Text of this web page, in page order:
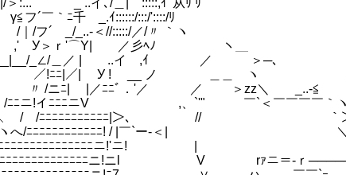
` _ ..イ､/＿|ゝ:::::,ｲ' 从ﾘ ﾘ
γ≦フ´￣｀ﾆ千 _.ｲ
_..-＜//:::::/／/
ｒ'⌒Y| ／彡ﾍ
＿／ | ..イ ,ｲ ／ ＞
| У ! __ ノ ＿＿ ヽ
ﾆ| |／ﾆﾆﾞ．'／ ／ ＞zz
/ﾆﾆニ!イﾆﾆﾆニV ,、`'" ￣`＜￣￣￣
ﾆﾆﾆﾆﾆﾆﾆ|＞､ // ｀＞､
ﾆﾆﾆﾆﾆﾆﾆﾆ! / |￣`ー‐＜| ＼
ﾆﾆﾆﾆﾆﾆﾆﾆﾆニ!'
ﾆﾆﾆﾆﾆﾆﾆﾆﾆニ!ニl V rｧニ＝‐